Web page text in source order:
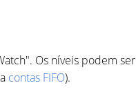
Os níveis podem ser
contas FIFO).